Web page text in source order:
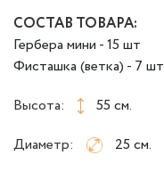
СОСТАВ ТОВАРА:
Гербера мини - 15 шт
Фисташка (ветка) - 7 шт
Высота:
55 см.
Диаметр:
25 см.